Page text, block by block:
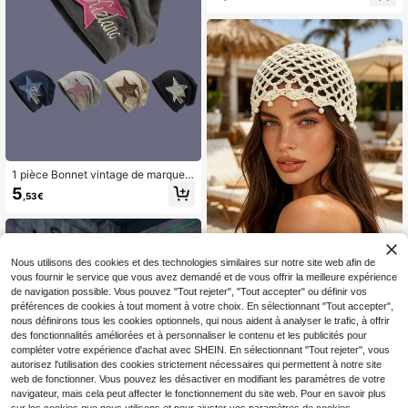
1 pièce Bonnet vintage de marque p
our femmes avec broderie d'étoile à
bord brut, style hip-hop de rue doux
l'automne/l'hiver
5 ,53€
our la plage, les festivals et le port q
uotidien
1 pièce Bonnet tricoté ajouré vintag
e, foulard avec pendentif en perle, c
hapeau en maille style vacances
Dès5,94€
Nous utilisons des cookies et des technologies similaires sur notre site web afin de
vous fournir le service que vous avez demandé et de vous offrir la meilleure expérience
de navigation possible. Vous pouvez "Tout rejeter", "Tout accepter" ou définir vos
préférences de cookies à tout moment à votre choix. En sélectionnant "Tout accepter",
nous définirons tous les cookies optionnels, qui nous aident à analyser le trafic, à offrir
des fonctionnalités améliorées et à personnaliser le contenu et les publicités pour
compléter votre expérience d'achat avec SHEIN. En sélectionnant "Tout rejeter", vous
autorisez l'utilisation des cookies strictement nécessaires qui permettent à notre site
web de fonctionner. Vous pouvez les désactiver en modifiant les paramètres de votre
navigateur, mais cela peut affecter le fonctionnement du site web. Pour en savoir plus